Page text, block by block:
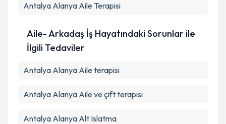
Antalya Alanya Aile Terapisi
Aile- Arkadaş İş Hayatındaki Sorunlar ile
İlgili Tedaviler
Antalya Alanya Aile terapisi
Antalya Alanya Aile ve çift terapisi
Antalya Alanya Alt Islatma